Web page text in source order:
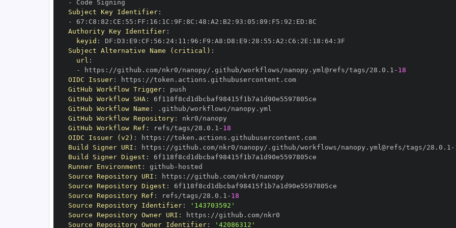
-
Subject Key Identifier:
-
67 : C8 : 82 : CE : 55 : FF : 16 : 1C : 9F : 8C : 48 : A2 : B2 : 93 : 05 : 89 : F5 : 92 : ED :
Authority Key Identifier:
keyid : DF : D3 : E9 : CF : 56 : 24: 11 : 96 : F9 : A8 : D8 : E9 : 28 : 55 : A2 : C6 : 2E : 18 : 64:
Subject Alternative Name (critical) :
url :
-
https : //github.com/nkr0/nanopy/.github/workflows/nanopy.yml@refs/tags/28.0.1 - 18
OIDC Issuer: https :
//token.actions.githubusercontent.com
GitHub Workflow Trigger:
GitHub Workflow SHA:
GitHub Workflow Name :
GitHub Workflow Repository:
GitHub Workflow Ref : refs/tags/28.0.1 - 18
OIDC Issuer (v2) : https :
//token.actions.githubusercontent.com
Build Signer URI : https : //github.com/nkr0/nanopy/.github/workflows/nanopy.yml@refs/tags/28.0.1 -
Build Signer Digest :
Runner Environment : github -
Source Repository URI : https :
Source Repository Digest :
Source Repository Ref : refs/tags/28.0.1 - 18
Source Repository Identifier:
'143703592'
Source Repository Owner URI : https :
Source Repository Owner Identifier: '42086312'